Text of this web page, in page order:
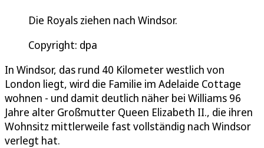
Die Royals ziehen nach Windsor.
Copyright: dpa
In Windsor, das rund 40 Kilometer westlich von
London liegt, wird die Familie im Adelaide Cottage
wohnen - und damit deutlich näher bei Williams 96
Jahre alter Großmutter Queen Elizabeth II., die ihren
Wohnsitz mittlerweile fast vollständig nach Windsor
verlegt hat.